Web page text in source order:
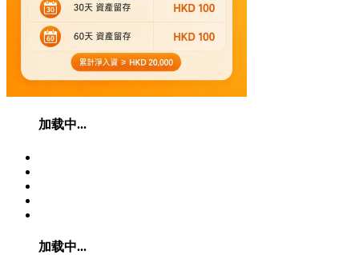
加载中...
加载中...